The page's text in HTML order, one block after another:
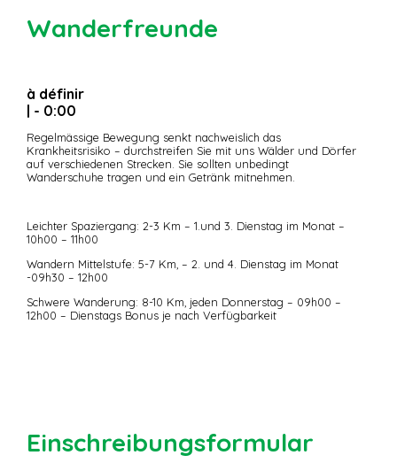
Wanderfreunde
à définir
| - 0:00
Regelmässige Bewegung senkt nachweislich das
Krankheitsrisiko – durchstreifen Sie mit uns Wälder und Dörfer
auf verschiedenen Strecken. Sie sollten unbedingt
Wanderschuhe tragen und ein Getränk mitnehmen.
Leichter Spaziergang: 2-3 Km – 1.und 3. Dienstag im Monat –
10h00 – 11h00
Wandern Mittelstufe: 5-7 Km, – 2. und 4. Dienstag im Monat
-09h30 – 12h00
Schwere Wanderung: 8-10 Km, jeden Donnerstag – 09h00 –
12h00 – Dienstags Bonus je nach Verfügbarkeit
Einschreibungsformular